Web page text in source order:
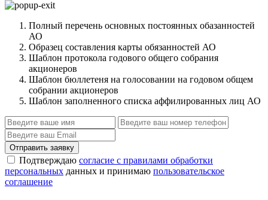
Полный перечень основных постоянных обазанностей
АО
Образец составления карты обязанностей АО
Шаблон протокола годового общего собрания
акционеров
Шаблон бюллетеня на голосовании на годовом общем
собрании акционеров
Шаблон заполненного списка аффилированных лиц АО
Отправить заявку
Подтверждаю согласие с правилами обработки
персональных данных и принимаю пользовательское
соглашение